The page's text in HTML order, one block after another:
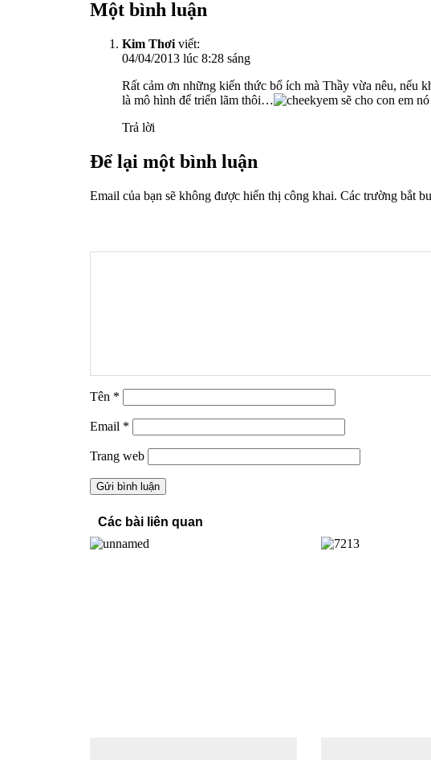
Một bình luận
Kim Thơi viết:
04/04/2013 lúc 8:28 sáng
Rất cảm ơn những kiến thức bổ ích mà Thầy vừa nêu, nếu
là mô hình để triển lãm thôi…
em sẽ cho con em
Trả lời
Để lại một bình luận
Email của bạn sẽ không được hiển thị công khai. Các trường bắt
Tên *
Email *
Trang web
Các bài liên quan